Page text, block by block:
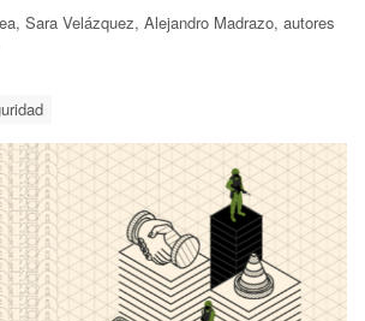
Sara Velázquez, Alejandro Madrazo, autores